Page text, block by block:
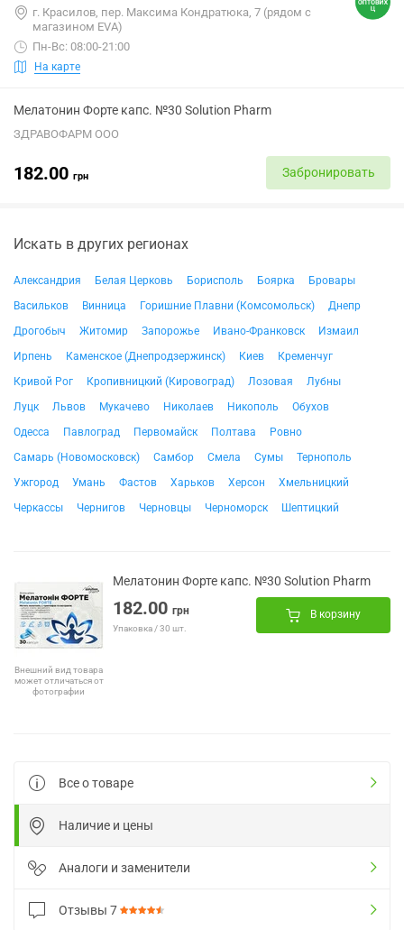
г. Красилов, пер. Максима Кондратюка, 7 (рядом с
магазином EVA)
Пн-Вс: 08:00-21:00
На карте
Мелатонин Форте капс. №30 Solution Pharm
ЗДРАВОФАРМ ООО
182.00 грн Забронировать
Искать в других регионах
Александрия Белая Церковь Борисполь Боярка
Бровары
Васильков
Винница Горишние Плавни (Комсомольск)
Днепр
Дрогобыч
Житомир Запорожье Ивано-Франковск
Измаил
Ирпень
Каменское (Днепродзержинск) Киев
Кременчуг
Кривой Рог
Кропивницкий (Кировоград) Лозовая
Лубны
Луцк
Львов Мукачево Николаев Никополь
Обухов
Одесса
Павлоград Первомайск Полтава
Ровно
Самарь (Новомосковск)
Самбор Смела Сумы
Тернополь
Ужгород
Умань Фастов Харьков Херсон
Хмельницкий
Черкассы
Чернигов Черновцы Черноморск Шептицкий
Внешний вид товара
может отличаться от
фотографии
Мелатонин Форте капс. №30 Solution Pharm
182.00 грн
Упаковка / 30 шт.
В корзину
Все о товаре
Наличие и цены
Аналоги и заменители
Отзывы 7